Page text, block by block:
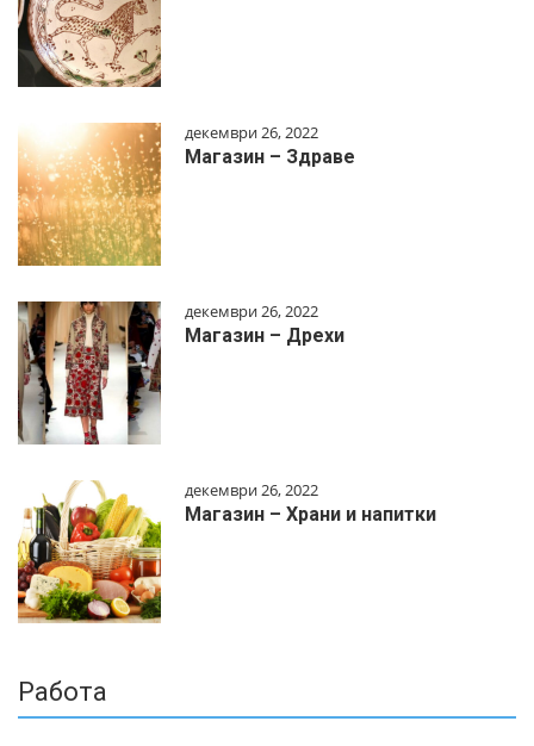
декември 26, 2022
Магазин – Здраве
декември 26, 2022
Магазин – Дрехи
декември 26, 2022
Магазин – Храни и напитки
Работа